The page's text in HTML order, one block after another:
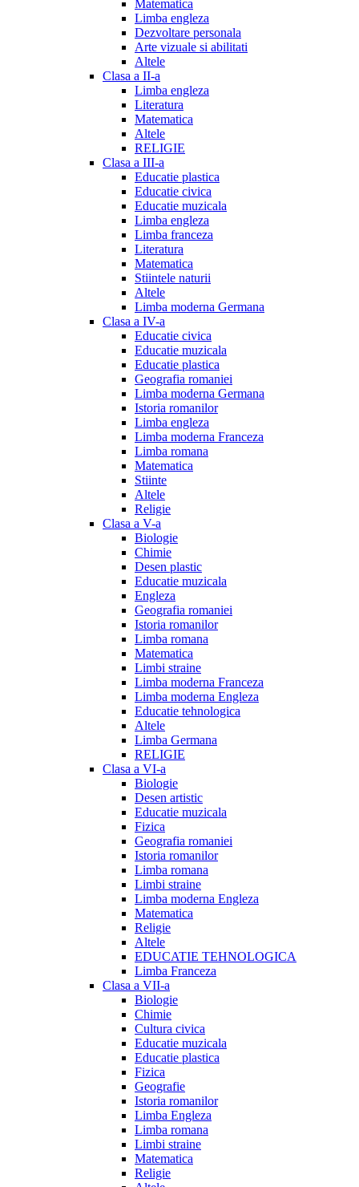
Matematica
Limba engleza
Dezvoltare personala
Arte vizuale si abilitati
Altele
Clasa a II-a
Limba engleza
Literatura
Matematica
Altele
RELIGIE
Clasa a III-a
Educatie plastica
Educatie civica
Educatie muzicala
Limba engleza
Limba franceza
Literatura
Matematica
Stiintele naturii
Altele
Limba moderna Germana
Clasa a IV-a
Educatie civica
Educatie muzicala
Educatie plastica
Geografia romaniei
Limba moderna Germana
Istoria romanilor
Limba engleza
Limba moderna Franceza
Limba romana
Matematica
Stiinte
Altele
Religie
Clasa a V-a
Biologie
Chimie
Desen plastic
Educatie muzicala
Engleza
Geografia romaniei
Istoria romanilor
Limba romana
Matematica
Limbi straine
Limba moderna Franceza
Limba moderna Engleza
Educatie tehnologica
Altele
Limba Germana
RELIGIE
Clasa a VI-a
Biologie
Desen artistic
Educatie muzicala
Fizica
Geografia romaniei
Istoria romanilor
Limba romana
Limbi straine
Limba moderna Engleza
Matematica
Religie
Altele
EDUCATIE TEHNOLOGICA
Limba Franceza
Clasa a VII-a
Biologie
Chimie
Cultura civica
Educatie muzicala
Educatie plastica
Fizica
Geografie
Istoria romanilor
Limba Engleza
Limba romana
Limbi straine
Matematica
Religie